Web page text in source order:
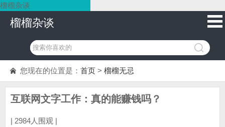
榴榴杂谈
榴榴杂谈
您现在的位置是： 首页 > 榴榴无忌
互联网文字工作：真的能赚钱吗？
| 2984人围观 |